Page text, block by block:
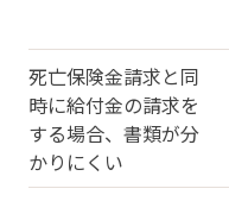
死亡保険金請求と同
時に給付金の請求を
する場合、書類が分
かりにくい